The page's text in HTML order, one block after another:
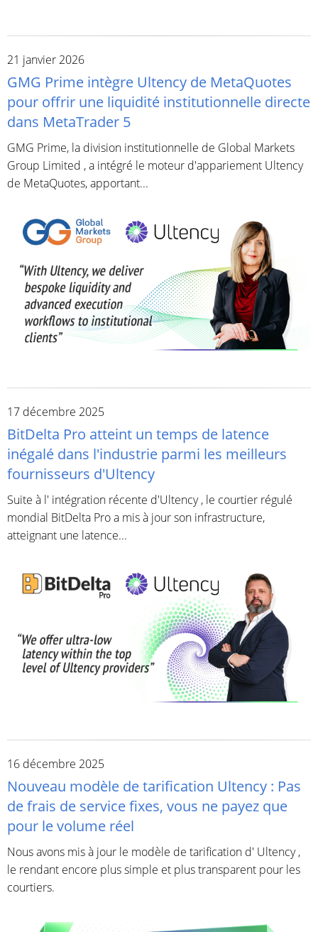
21 janvier 2026
GMG Prime intègre Ultency de MetaQuotes
pour offrir une liquidité institutionnelle directe
dans MetaTrader 5
GMG Prime, la division institutionnelle de Global Markets
Group Limited , a intégré le moteur d'appariement Ultency
de MetaQuotes, apportant...
17 décembre 2025
BitDelta Pro atteint un temps de latence
inégalé dans l'industrie parmi les meilleurs
fournisseurs d'Ultency
Suite à l' intégration récente d'Ultency , le courtier régulé
mondial BitDelta Pro a mis à jour son infrastructure,
atteignant une latence...
16 décembre 2025
Nouveau modèle de tarification Ultency : Pas
de frais de service fixes, vous ne payez que
pour le volume réel
Nous avons mis à jour le modèle de tarification d' Ultency ,
le rendant encore plus simple et plus transparent pour les
courtiers.